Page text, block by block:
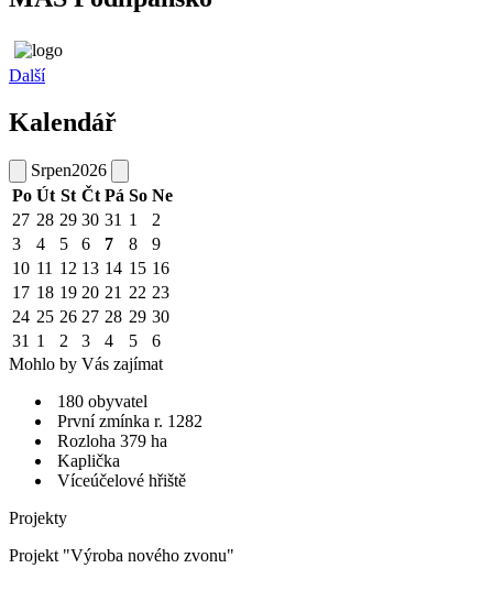
Další
Kalendář
Srpen2026
Po Út St Čt Pá So Ne
27 28 29 30 31 1
2
3
4 5 6 7 8
9
10 11 12 13 14 15 16
17 18 19 20 21 22 23
24 25 26 27 28 29 30
31 1 2 3 4 5
6
Mohlo by Vás zajímat
180 obyvatel
První zmínka r. 1282
Rozloha 379 ha
Kaplička
Víceúčelové hřiště
Projekty
Projekt "Výroba nového zvonu"